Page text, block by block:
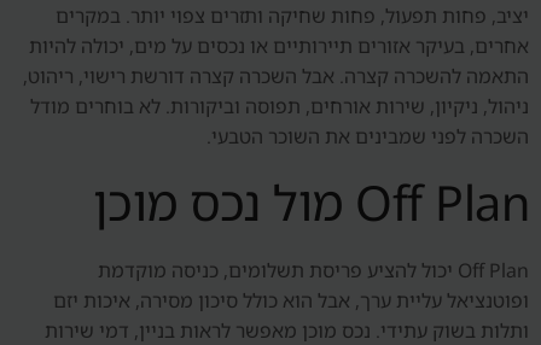
יציב, פחות תפעול, פחות שחיקה ותזרים צפוי יותר. במקרים
אחרים, בעיקר אזורים תיירותיים או נכסים על מים, יכולה להיות
התאמה להשכרה קצרה. אבל השכרה קצרה דורשת רישוי, ריהוט,
ניהול, ניקיון, שירות אורחים, תפוסה וביקורות. לא בוחרים מודל
השכרה לפני שמבינים את השוכר הטבעי.
Off Plan מול נכס מוכן
Off Plan יכול להציע פריסת תשלומים, כניסה מוקדמת
ופוטנציאל עליית ערך, אבל הוא כולל סיכון מסירה, איכות יזם
ותלות בשוק עתידי. נכס מוכן מאפשר לראות בניין, דמי שירות